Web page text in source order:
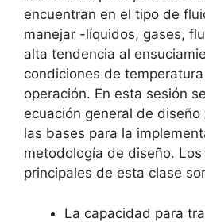
encuentran en el tipo de
manejar -líquidos, gases,
alta tendencia al
condiciones de
operación. En esta sesión
ecuación general de
las bases para la
metodología de diseño.
principales de esta clase
La capacidad para